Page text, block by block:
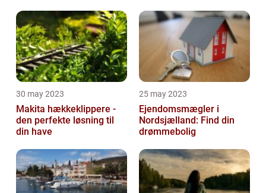
30 may 2023
Makita hækkeklippere -
den perfekte løsning til
din have
25 may 2023
Ejendomsmægler i
Nordsjælland: Find din
drømmebolig